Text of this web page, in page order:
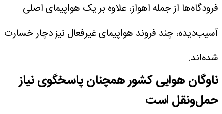
فرودگاه‌ها از جمله اهواز، علاوه بر یک هواپیمای اصلی
آسیب‌دیده، چند فروند هواپیمای غیرفعال نیز دچار خسارت
شده‌اند.
ناوگان هوایی کشور همچنان پاسخگوی نیاز
حمل‌ونقل است